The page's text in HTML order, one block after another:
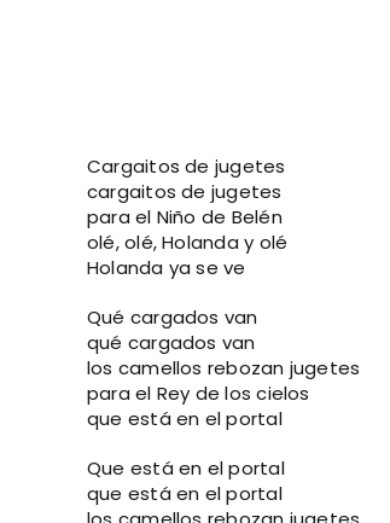
Cargaitos de jugetes
cargaitos de jugetes
para el Niño de Belén
olé, olé, Holanda y olé
Holanda ya se ve
Qué cargados van
qué cargados van
los camellos rebozan jugetes
para el Rey de los cielos
que está en el portal
Que está en el portal
que está en el portal